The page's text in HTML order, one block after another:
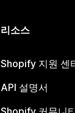
리소스
Shopify 지원 센
API 설명서